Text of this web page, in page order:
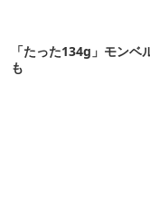
「たった134g」モン
も